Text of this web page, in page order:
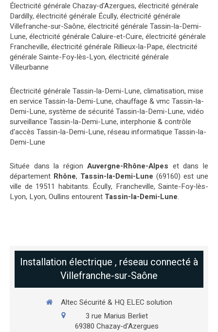
Électricité générale Chazay-d'Azergues, électricité générale
Dardilly, électricité générale Écully, électricité générale
Villefranche-sur-Saône, électricité générale Tassin-la-Demi-
Lune, électricité générale Caluire-et-Cuire, électricité générale
Francheville, électricité générale Rillieux-la-Pape, électricité
générale Sainte-Foy-lès-Lyon, électricité générale
Villeurbanne
Électricité générale Tassin-la-Demi-Lune, climatisation, mise
en service Tassin-la-Demi-Lune, chauffage & vmc Tassin-la-
Demi-Lune, système de sécurité Tassin-la-Demi-Lune, vidéo
surveillance Tassin-la-Demi-Lune, interphonie & contrôle
d'accès Tassin-la-Demi-Lune, réseau informatique Tassin-la-
Demi-Lune
Située dans la régionAuvergne-Rhône-Alpes et dans le
département Rhône, Tassin-la-Demi-Lune (69160) est une
ville de 19511 habitants. Écully, Francheville, Sainte-Foy-lès-
Lyon, Lyon, Oullins entourent Tassin-la-Demi-Lune.
Installation électrique , réseau connecté à
Villefranche-sur-Saône
Altec Sécurité & HQ ELEC solution
3 rue Marius Berliet
69380 Chazay-d'Azergues